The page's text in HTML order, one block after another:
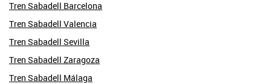
Tren Sabadell Barcelona
Tren Sabadell Valencia
Tren Sabadell Sevilla
Tren Sabadell Zaragoza
Tren Sabadell Málaga